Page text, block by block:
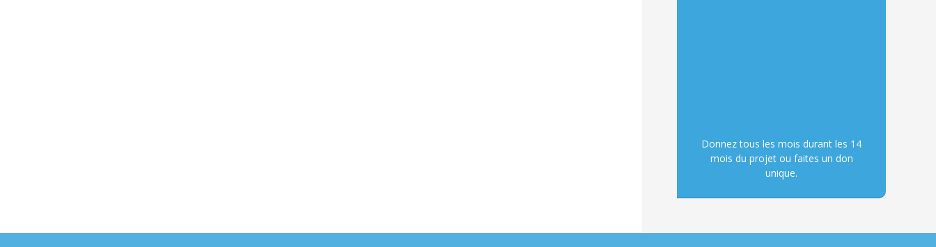
Donnez tous les mois durant les 14
mois du projet ou faites un don
unique.